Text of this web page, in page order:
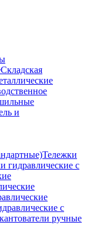
Складская
и
Тележки
гидравлические с
с
ручные